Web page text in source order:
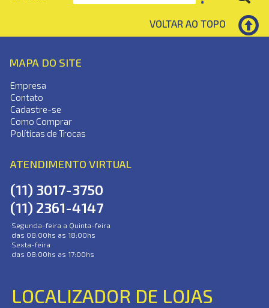
VOLTAR AO TOPO
MAPA DO SITE
Empresa
Contato
Cadastre-se
Como Comprar
Políticas de Trocas
ATENDIMENTO VIRTUAL
(11) 3017-3750
(11) 2361-4147
Segunda-feira a Quinta-feira
das 08:00hs as 18:00hs
Sexta-feira
das 08:00hs as 17:00hs
LOCALIZADOR DE LOJAS